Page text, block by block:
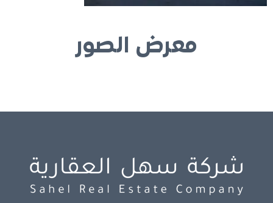
معرض الصور